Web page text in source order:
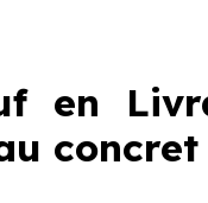
en
concret